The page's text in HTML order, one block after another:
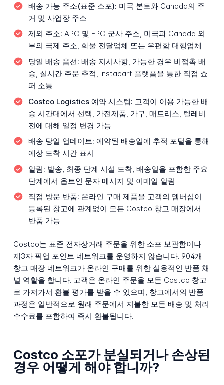
배송 가능 주소(표준 소포): 미국 본토와 Canada의 주
거 및 사업장 주소
제외 주소: APO 및 FPO 군사 주소, 미국과 Canada 외
부의 국제 주소, 화물 전달업체 또는 우편함 대행업체
당일 배송 옵션: 배송 지시사항, 가능한 경우 비접촉 배
송, 실시간 주문 추적, Instacart 플랫폼을 통한 직접 쇼
퍼 소통
Costco Logistics 예약 시스템: 고객이 이용 가능한 배
송 시간대에서 선택, 가전제품, 가구, 매트리스, 텔레비
전에 대해 일정 변경 가능
배송 당일 업데이트: 예약된 배송일에 추적 포털을 통해
예상 도착 시간 표시
알림: 발송, 최종 단계 시설 도착, 배송일을 포함한 주요
단계에서 옵트인 문자 메시지 및 이메일 알림
직접 방문 반품: 온라인 구매 제품을 고객의 멤버십이
등록된 창고에 관계없이 모든 Costco 창고 매장에서
반품 가능
Costco는 표준 전자상거래 주문을 위한 소포 보관함이나
제3자 픽업 포인트 네트워크를 운영하지 않습니다. 904개
창고 매장 네트워크가 온라인 구매를 위한 실용적인 반품 채
널 역할을 합니다. 고객은 온라인 주문을 모든 Costco 창고
로 가져가서 환불 평가를 받을 수 있으며, 창고에서의 반품
과정은 일반적으로 원래 주문에서 지불한 모든 배송 및 처리
수수료를 포함하여 즉시 환불됩니다.
Costco 소포가 분실되거나 손상된
경우 어떻게 해야 합니까?